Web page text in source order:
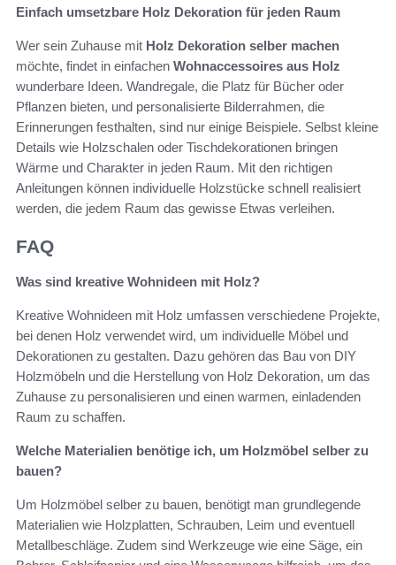
Einfach umsetzbare Holz Dekoration für jeden Raum
Wer sein Zuhause mit Holz Dekoration selber machen
möchte, findet in einfachen Wohnaccessoires aus Holz
wunderbare Ideen. Wandregale, die Platz für Bücher oder
Pflanzen bieten, und personalisierte Bilderrahmen, die
Erinnerungen festhalten, sind nur einige Beispiele. Selbst kleine
Details wie Holzschalen oder Tischdekorationen bringen
Wärme und Charakter in jeden Raum. Mit den richtigen
Anleitungen können individuelle Holzstücke schnell realisiert
werden, die jedem Raum das gewisse Etwas verleihen.
FAQ
Was sind kreative Wohnideen mit Holz?
Kreative Wohnideen mit Holz umfassen verschiedene Projekte,
bei denen Holz verwendet wird, um individuelle Möbel und
Dekorationen zu gestalten. Dazu gehören das Bau von DIY
Holzmöbeln und die Herstellung von Holz Dekoration, um das
Zuhause zu personalisieren und einen warmen, einladenden
Raum zu schaffen.
Welche Materialien benötige ich, um Holzmöbel selber zu
bauen?
Um Holzmöbel selber zu bauen, benötigt man grundlegende
Materialien wie Holzplatten, Schrauben, Leim und eventuell
Metallbeschläge. Zudem sind Werkzeuge wie eine Säge, ein